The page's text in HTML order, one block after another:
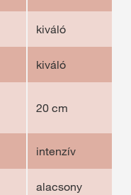
kiváló
kiváló
20 cm
intenzív
alacsony